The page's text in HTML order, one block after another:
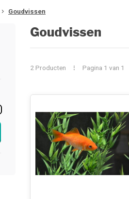
Goudvissen
Goudvissen
2 Producten Pagina 1 van 1